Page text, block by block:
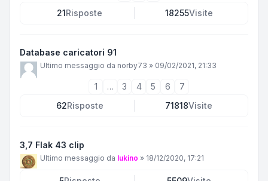
21Risposte 18255Visite
Database caricatori 91
Ultimo messaggio da norby73 » 09/02/2021, 21:33
1 … 3 4 5 6
7
62Risposte 71818Visite
3,7 Flak 43 clip
Ultimo messaggio da lukino » 18/12/2020, 17:21